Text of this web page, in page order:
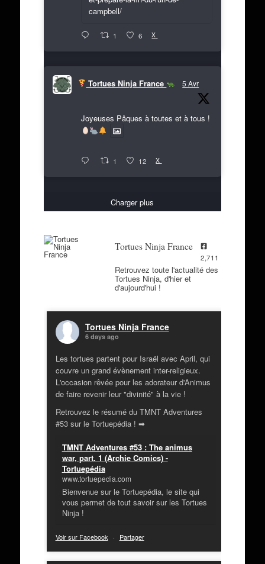
campbell/
1 6 X
Tortues Ninja France 5 Avr
Joyeuses Pâques à toutes et à tous !
1 12 X
Charger plus
Tortues Ninja France
2,711
Retrouvez toute l'actualité des
Tortues Ninja, d'hier et
d'aujourd'hui !
Tortues Ninja France
6 days ago
Les tortues partent pour Israël avec April, qui
couvre un grand évènement inter-religieux.
L'occasion rêvée pour les adorateur d'Animus
de faire revenir leur "divinité" à la vie !
Retrouvez le résumé du TMNT Adventures
#53 sur le Tortuepédia ! ➡
TMNT Adventures #53 : The animus
war, part. 1 (Archie Comics) -
Tortuepédia
www.tortuepedia.com
Bienvenue sur le Tortuepédia, le site qui
vous permet de tout savoir sur les Tortues
Ninja !
Voir sur Facebook · Partager